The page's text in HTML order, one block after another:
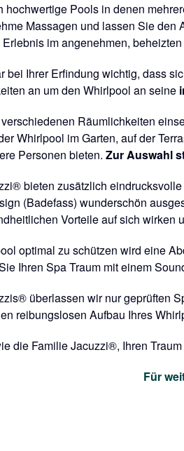
hochwertige Pools in denen
Massagen und lassen Sie
im angenehmen, beheizten
bei Ihrer Erfindung wichtig, dass
an um den Whirlpool an seine
Räumlichkeiten
Whirlpool im Garten, auf der
Personen bieten. Zur Auswahl
bieten zusätzlich
(Badefass) wunderschön
Vorteile auf sich wirken
optimal zu schützen wird eine
Ihren Spa Traum mit einem
überlassen wir nur geprüften
reibungslosen Aufbau Ihres
die Familie Jacuzzi®, Ihren
Für